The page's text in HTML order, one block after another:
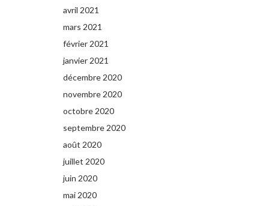
avril 2021
mars 2021
février 2021
janvier 2021
décembre 2020
novembre 2020
octobre 2020
septembre 2020
août 2020
juillet 2020
juin 2020
mai 2020